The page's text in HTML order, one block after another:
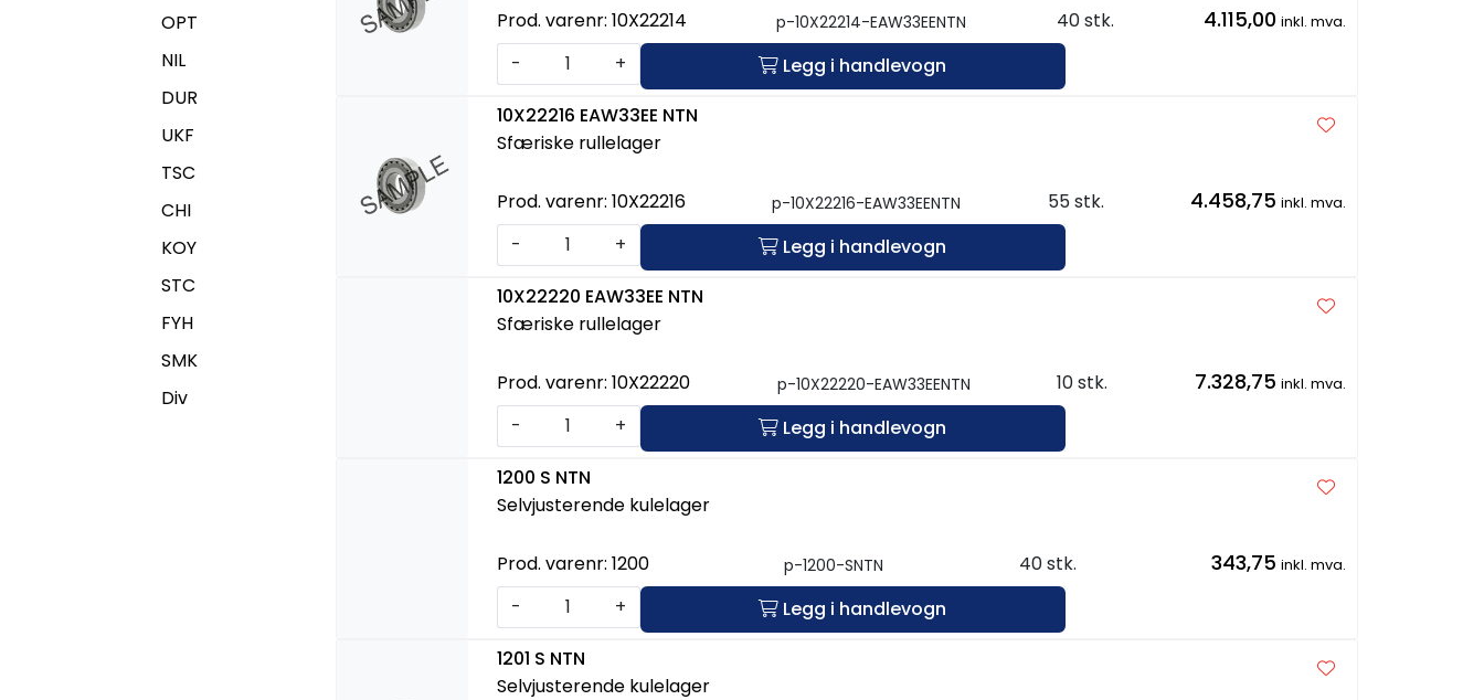
Prod. varenr: 10X22214 p-10X22214-EAW33EENTN 40 stk. 4.115,00 inkl. mva.
- +
Legg i handlevogn
10X22216 EAW33EE NTN
Sfæriske rullelager
Prod. varenr: 10X22216 p-10X22216-EAW33EENTN 55 stk. 4.458,75 inkl. mva.
- +
Legg i handlevogn
10X22220 EAW33EE NTN
Sfæriske rullelager
Prod. varenr: 10X22220 p-10X22220-EAW33EENTN 10 stk. 7.328,75 inkl. mva.
- +
Legg i handlevogn
1200 S NTN
Selvjusterende kulelager
Prod. varenr: 1200 p-1200-SNTN 40 stk. 343,75 inkl. mva.
- +
Legg i handlevogn
1201 S NTN
Selvjusterende kulelager
OPT
NIL
DUR
UKF
TSC
CHI
KOY
STC
FYH
SMK
Div